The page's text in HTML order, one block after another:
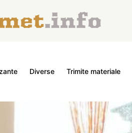
Diverse Trimite materiale